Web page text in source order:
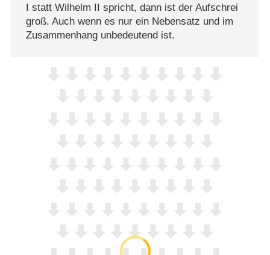
I statt Wilhelm II spricht, dann ist der Aufschrei
groß. Auch wenn es nur ein Nebensatz und im
Zusammenhang unbedeutend ist.